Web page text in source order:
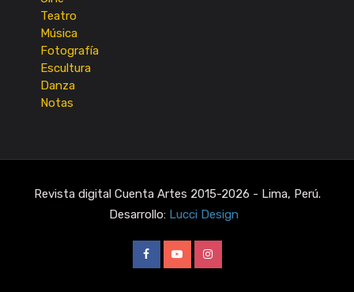
Teatro
Música
Fotografía
Escultura
Danza
Notas
Revista digital Cuenta Artes 2015-2026 - Lima, Perú.
Desarrollo: Lucci Design